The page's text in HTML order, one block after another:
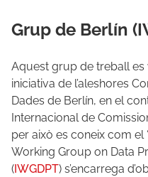
Grup de Berlín
Aquest grup de treball es
iniciativa de l’aleshores
Dades de Berlín, en el
Internacional de
per això es coneix com el
Working Group on Data
( IWGDPT) s’encarrega